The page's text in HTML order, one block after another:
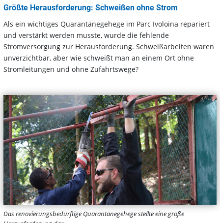
Größte Herausforderung: Schweißen ohne Strom
Als ein wichtiges Quarantänegehege im Parc Ivoloina repariert
und verstärkt werden musste, wurde die fehlende
Stromversorgung zur Herausforderung. Schweißarbeiten waren
unverzichtbar, aber wie schweißt man an einem Ort ohne
Stromleitungen und ohne Zufahrtswege?
Das renovierungsbedürftige Quarantänegehege stellte eine große